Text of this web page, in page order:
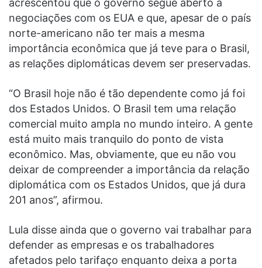
acrescentou que o governo segue aberto a
negociações com os EUA e que, apesar de o país
norte-americano não ter mais a mesma
importância econômica que já teve para o Brasil,
as relações diplomáticas devem ser preservadas.
“O Brasil hoje não é tão dependente como já foi
dos Estados Unidos. O Brasil tem uma relação
comercial muito ampla no mundo inteiro. A gente
está muito mais tranquilo do ponto de vista
econômico. Mas, obviamente, que eu não vou
deixar de compreender a importância da relação
diplomática com os Estados Unidos, que já dura
201 anos”, afirmou.
Lula disse ainda que o governo vai trabalhar para
defender as empresas e os trabalhadores
afetados pelo tarifaço enquanto deixa a porta